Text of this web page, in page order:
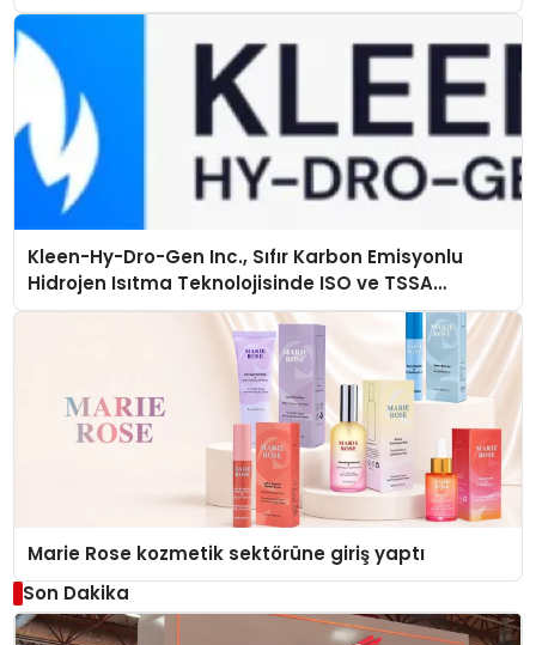
Kleen-Hy-Dro-Gen Inc., Sıfır Karbon Emisyonlu
Hidrojen Isıtma Teknolojisinde ISO ve TSSA
Düzenleyici Onaylarını Aldı
Marie Rose kozmetik sektörüne giriş yaptı
Son Dakika